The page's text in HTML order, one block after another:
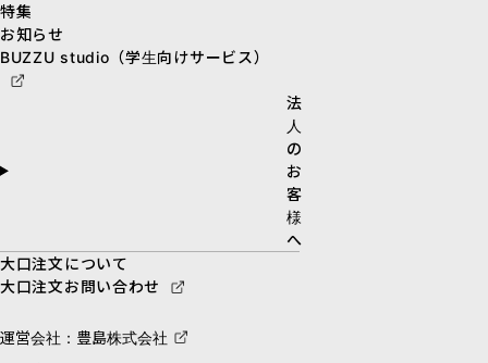
特集
お知らせ
BUZZU studio（学生向けサービス）
法
人
の
お
客
様
へ
大口注文について
大口注文お問い合わせ
運営会社：豊島株式会社